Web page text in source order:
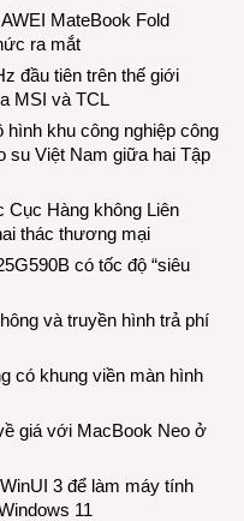
MateBook Fold
ra mắt
đầu tiên trên thế giới
MSI và TCL
khu công nghiệp công
su Việt Nam giữa hai Tập
Hàng không Liên
thác thương mại
có tốc độ “siêu
và truyền hình trả phí
có khung viền màn hình
giá với MacBook Neo ở
3 để làm máy tính
11